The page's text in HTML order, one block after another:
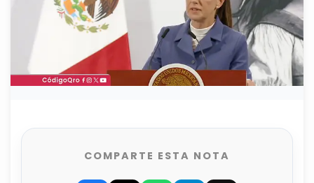
COMPARTE ESTA NOTA